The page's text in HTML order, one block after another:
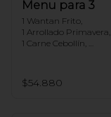
Menu para 3
1 Wantan Frito,
1 Arrollado Primavera,
1 Carne Cebollín,
3 Arroz Chaufan
$54.880